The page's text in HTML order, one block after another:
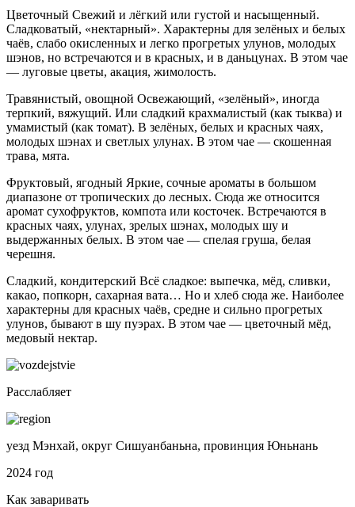
Цветочный Свежий и лёгкий или густой и насыщенный.
Сладковатый, «нектарный». Характерны для зелёных и белых
чаёв, слабо окисленных и легко прогретых улунов, молодых
шэнов, но встречаются и в красных, и в даньцунах. В этом чае
— луговые цветы, акация, жимолость.
Травянистый, овощной Освежающий, «зелёный», иногда
терпкий, вяжущий. Или сладкий крахмалистый (как тыква) и
умамистый (как томат). В зелёных, белых и красных чаях,
молодых шэнах и светлых улунах. В этом чае — скошенная
трава, мята.
Фруктовый, ягодный Яркие, сочные ароматы в большом
диапазоне от тропических до лесных. Сюда же относится
аромат сухофруктов, компота или косточек. Встречаются в
красных чаях, улунах, зрелых шэнах, молодых шу и
выдержанных белых. В этом чае — спелая груша, белая
черешня.
Сладкий, кондитерский Всё сладкое: выпечка, мёд, сливки,
какао, попкорн, сахарная вата… Но и хлеб сюда же. Наиболее
характерны для красных чаёв, средне и сильно прогретых
улунов, бывают в шу пуэрах. В этом чае — цветочный мёд,
медовый нектар.
Расслабляет
уезд Мэнхай, округ Сишуанбаньна, провинция Юньнань
2024 год
Как заваривать